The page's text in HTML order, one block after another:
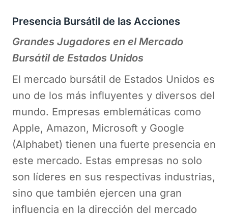
Presencia Bursátil de las Acciones
Grandes Jugadores en el Mercado
Bursátil de Estados Unidos
El mercado bursátil de Estados Unidos es
uno de los más influyentes y diversos del
mundo. Empresas emblemáticas como
Apple, Amazon, Microsoft y Google
(Alphabet) tienen una fuerte presencia en
este mercado. Estas empresas no solo
son líderes en sus respectivas industrias,
sino que también ejercen una gran
influencia en la dirección del mercado